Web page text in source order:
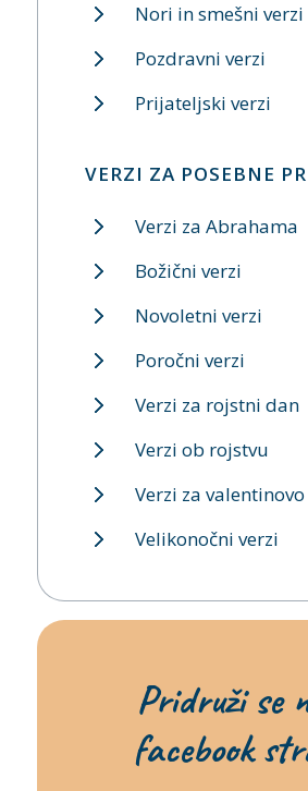
Nori in smešni verzi
Pozdravni verzi
Prijateljski verzi
VERZI ZA POSEBNE
Verzi za Abrahama
Božični verzi
Novoletni verzi
Poročni verzi
Verzi za rojstni dan
Verzi ob rojstvu
Verzi za valentinovo
Velikonočni verzi
Pridruži se
facebook